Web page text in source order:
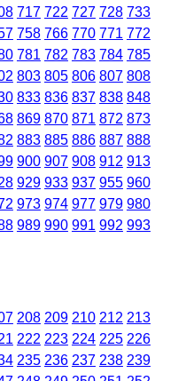
717 722 727 728 733
758 766 770 771 772
781 782 783 784 785
803 805 806 807 808
833 836 837 838 848
869 870 871 872 873
883 885 886 887 888
900 907 908 912 913
929 933 937 955 960
973 974 977 979 980
989 990 991 992 993
208 209 210 212 213
222 223 224 225 226
235 236 237 238 239